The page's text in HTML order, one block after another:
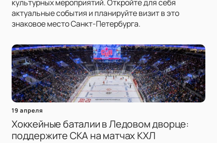
культурных мероприятий. Откройте для себя
актуальные события и планируйте визит в это
знаковое место Санкт-Петербурга.
19 апреля
Хоккейные баталии в Ледовом дворце:
поддержите СКА на матчах КХЛ